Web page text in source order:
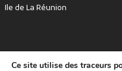
Ile de La Réunion
Développé avec favoritepar le
Ce site utilise des traceurs